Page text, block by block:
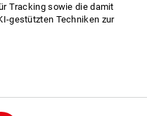
Tracking sowie die damit
gestützten Techniken zur